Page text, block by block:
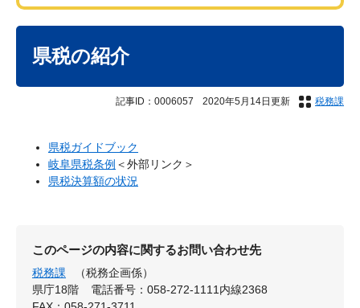
県税の紹介
記事ID：0006057 2020年5月14日更新 税務課
県税ガイドブック
岐阜県税条例 ＜外部リンク＞
県税決算額の状況
このページの内容に関するお問い合わせ先
税務課
（税務企画係）
県庁18階
電話番号：058-272-1111内線2368